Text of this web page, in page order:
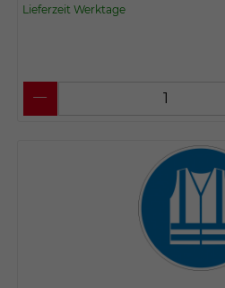
Lieferzeit Werktage